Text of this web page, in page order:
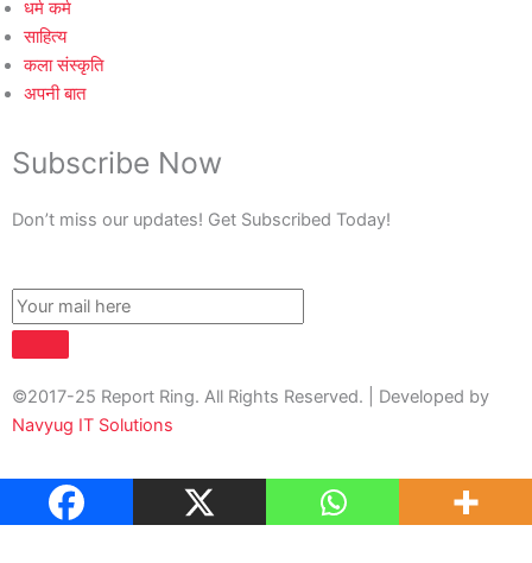
धर्म कर्म
साहित्य
कला संस्कृति
अपनी बात
Subscribe Now
Don’t miss our updates! Get Subscribed Today!
©2017-25 Report Ring. All Rights Reserved. | Developed by
Navyug IT Solutions
About Us